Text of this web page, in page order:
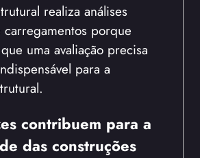
realiza análises
porque
uma avaliação precisa
para a
contribuem para a
das construções